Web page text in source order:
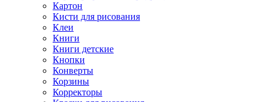
Картон
Кисти для рисования
Клеи
Книги
Книги детские
Кнопки
Конверты
Корзины
Корректоры